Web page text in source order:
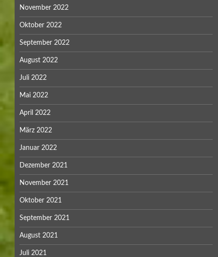
November 2022
Oktober 2022
September 2022
August 2022
Juli 2022
Mai 2022
April 2022
März 2022
Januar 2022
Dezember 2021
November 2021
Oktober 2021
September 2021
August 2021
Juli 2021